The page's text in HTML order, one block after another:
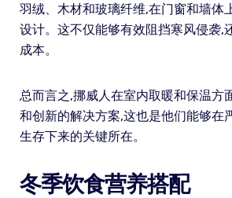
羽绒、木材和玻璃纤维,在门窗和墙体
设计。这不仅能够有效阻挡寒风侵袭,
成本。
总而言之,挪威人在室内取暖和保温方
和创新的解决方案,这也是他们能够在
生存下来的关键所在。
冬季饮食营养搭配